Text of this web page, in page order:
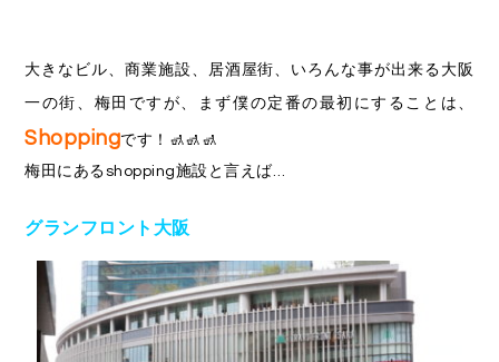
大きなビル、商業施設、居酒屋街、いろんな事が出来る大阪
一の街、梅田ですが、まず僕の定番の最初にすることは、
Shoppingです！🚮🚮🚮
梅田にあるshopping施設と言えば…
グランフロント大阪